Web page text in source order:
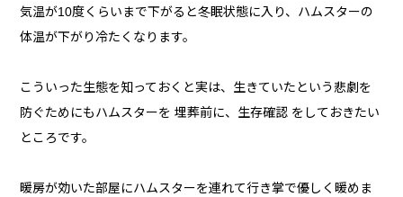
気温が10度くらいまで下がると冬眠状態に入り、ハムスターの
体温が下がり冷たくなります。
こういった生態を知っておくと実は、生きていたという悲劇を
防ぐためにもハムスターを 埋葬前に、生存確認 をしておきたい
ところです。
暖房が効いた部屋にハムスターを連れて行き掌で優しく暖めま